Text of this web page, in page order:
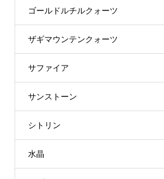
ゴールドルチルクォーツ
ザギマウンテンクォーツ
サファイア
サンストーン
シトリン
水晶